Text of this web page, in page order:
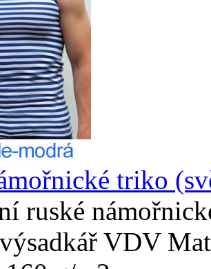
triko
ruské
VDV